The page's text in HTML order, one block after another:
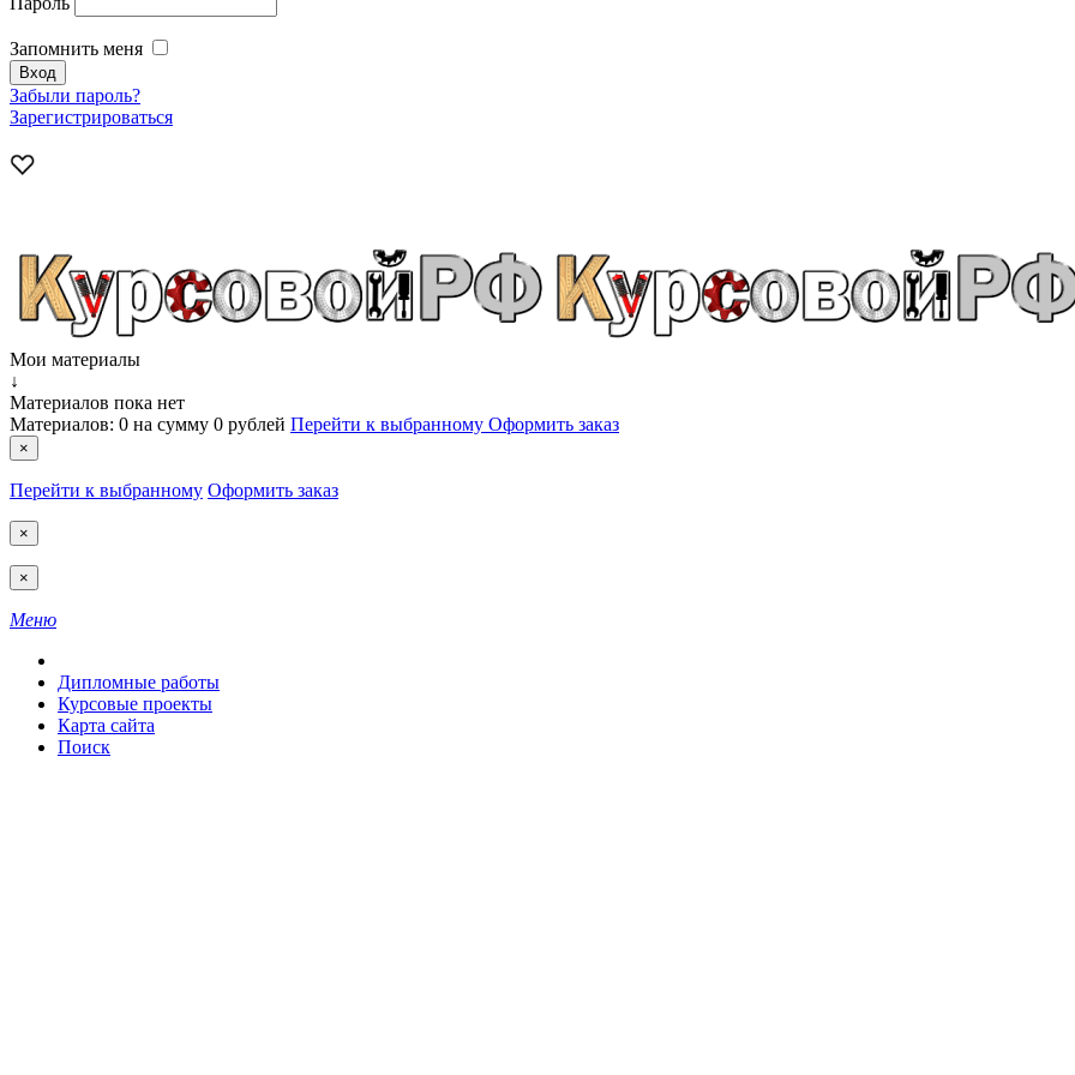
Запомнить меня
Забыли пароль?
Зарегистрироваться
Мои материалы
↓
Материалов пока нет
Материалов: 0 на сумму 0 рублей Перейти к выбранному Оформить заказ
×
Перейти к выбранному Оформить заказ
×
×
Меню
Дипломные работы
Курсовые проекты
Карта сайта
Поиск